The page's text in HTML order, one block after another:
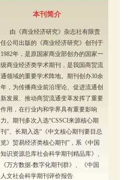
本刊简介
由《商业经济研究》杂志社有限责
任公司出版的《商业经济研究》创刊于
1982年，是原国家商业部创办的国家一
级商业经济类学术期刊，是我国商贸流
通领域的重要学术阵地。期刊创办30余
年，为传播商业前沿理论、促进流通创
新发展、推动商贸流通变革发挥了重要
作用，在行业内和学界具有重要影响
力。期刊多次入选“CSSCI来源核心期
刊”、长期入选“《中文核心期刊要目总
览》贸易经济类核心期刊”，系《中国
知识资源总库社会科学期刊精品库》、
《万方数据-数字化期刊群》、《中国
人文社会科学期刊评价报告